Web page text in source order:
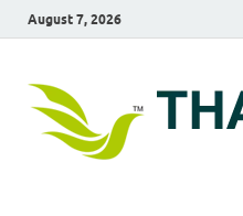
August 7, 2026